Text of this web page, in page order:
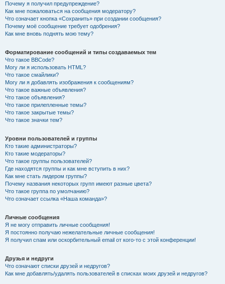
Почему я получил предупреждение?
Как мне пожаловаться на сообщения модератору?
Что означает кнопка «Сохранить» при создании сообщения?
Почему моё сообщение требует одобрения?
Как мне вновь поднять мою тему?
Форматирование сообщений и типы создаваемых тем
Что такое BBCode?
Могу ли я использовать HTML?
Что такое смайлики?
Могу ли я добавлять изображения к сообщениям?
Что такое важные объявления?
Что такое объявления?
Что такое прилепленные темы?
Что такое закрытые темы?
Что такое значки тем?
Уровни пользователей и группы
Кто такие администраторы?
Кто такие модераторы?
Что такое группы пользователей?
Где находятся группы и как мне вступить в них?
Как мне стать лидером группы?
Почему названия некоторых групп имеют разные цвета?
Что такое группа по умолчанию?
Что означает ссылка «Наша команда»?
Личные сообщения
Я не могу отправить личные сообщения!
Я постоянно получаю нежелательные личные сообщения!
Я получил спам или оскорбительный email от кого-то с этой конференции!
Друзья и недруги
Что означают списки друзей и недругов?
Как мне добавлять/удалять пользователей в списках моих друзей и недругов?